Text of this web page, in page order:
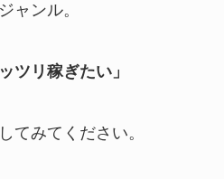
ャンル。
ツリ稼ぎたい」
てみてください。